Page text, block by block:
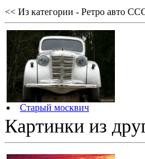
<< Из категории - Ретро авто
Старый москвич
Картинки из